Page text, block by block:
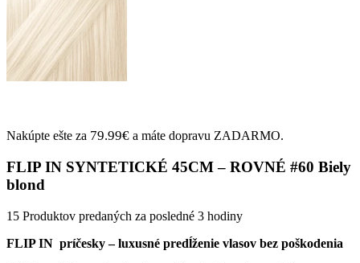
Nakúpte ešte za 79.99€ a máte dopravu ZADARMO.
FLIP IN SYNTETICKÉ 45CM – ROVNÉ #60 Biely
blond
15 Produktov predaných za posledné 3 hodiny
FLIP IN príčesky – luxusné predĺženie vlasov bez poškodenia